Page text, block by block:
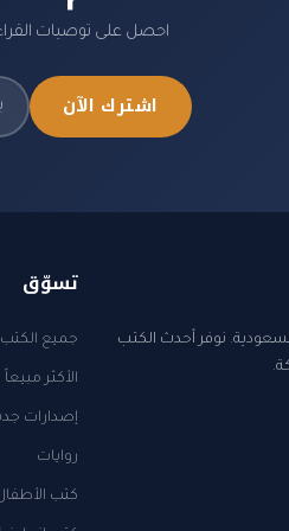
احصل على توصيات
اشترك الآن
نوفر أحدث الكتب
تسوّق
جميع الكتب
الأكثر مبيعاً
إصدارات
روايات
كتب